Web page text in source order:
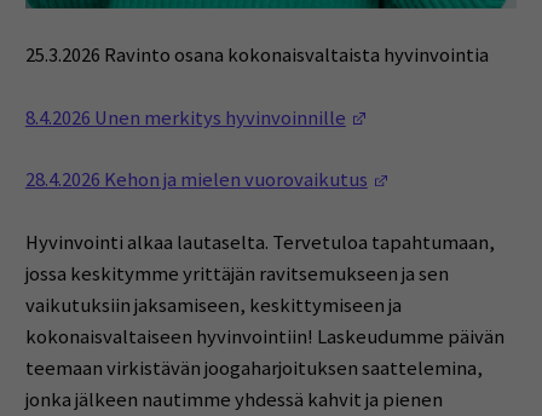
25.3.2026 Ravinto osana kokonaisvaltaista hyvinvointia
8.4.2026 Unen merkitys hyvinvoinnille
28.4.2026 Kehon ja mielen vuorovaikutus
Hyvinvointi alkaa lautaselta. Tervetuloa tapahtumaan,
jossa keskitymme yrittäjän ravitsemukseen ja sen
vaikutuksiin jaksamiseen, keskittymiseen ja
kokonaisvaltaiseen hyvinvointiin! Laskeudumme päivän
teemaan virkistävän joogaharjoituksen saattelemina,
jonka jälkeen nautimme yhdessä kahvit ja pienen